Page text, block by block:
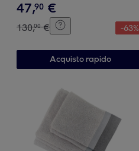
47,90 €
130,00 € -63%
Acquisto rapido